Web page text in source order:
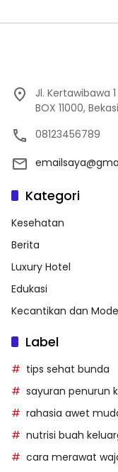
Jl. Kertawibawa
BOX 11000,
08123456789
Kategori
Kesehatan
Berita
Luxury Hotel
Edukasi
Kecantikan dan Mode
Label
tips sehat bunda
sayuran penurun
rahasia awet
nutrisi buah
cara merawat